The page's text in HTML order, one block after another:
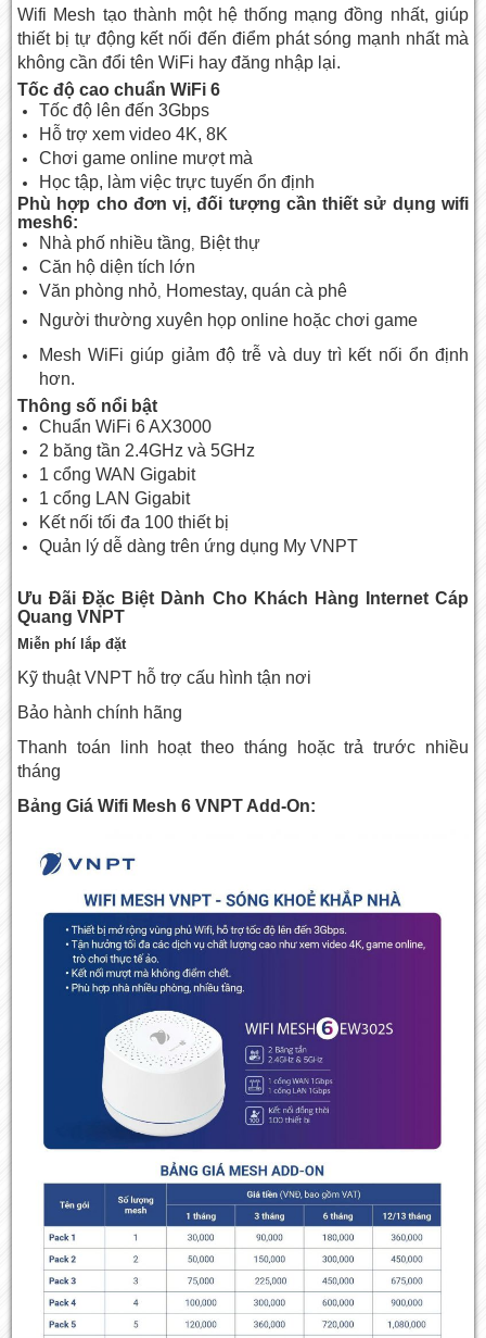
Wifi Mesh tạo thành một hệ thống mạng đồng nhất, giúp
thiết bị tự động kết nối đến điểm phát sóng mạnh nhất mà
không cần đổi tên WiFi hay đăng nhập lại.
Tốc độ cao chuẩn WiFi 6
Tốc độ lên đến 3Gbps
Hỗ trợ xem video 4K, 8K
Chơi game online mượt mà
Học tập, làm việc trực tuyến ổn định
Phù hợp cho đơn vị, đối tượng cần thiết sử dụng wifi
mesh6:
Nhà phố nhiều tầng
Biệt thự
Căn hộ diện tích lớn
Văn phòng nhỏ Homestay, quán cà phê
Người thường xuyên họp online hoặc chơi game
Mesh WiFi giúp giảm độ trễ và duy trì kết nối ổn định
hơn.
Thông số nổi bật
Chuẩn WiFi 6 AX3000
2 băng tần 2.4GHz và 5GHz
1 cổng WAN Gigabit
1 cổng LAN Gigabit
Kết nối tối đa 100 thiết bị
Quản lý dễ dàng trên ứng dụng My VNPT
Ưu Đãi Đặc Biệt Dành Cho Khách Hàng Internet Cáp
Quang VNPT
Miễn phí lắp đặt
Kỹ thuật VNPT hỗ trợ cấu hình tận nơi
Bảo hành chính hãng
Thanh toán linh hoạt theo tháng hoặc trả trước nhiều
tháng
Bảng Giá Wifi Mesh 6 VNPT Add-On: